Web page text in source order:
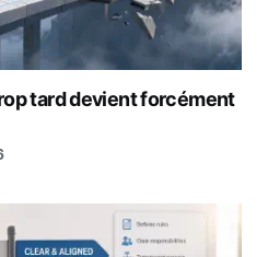
tard devient forcément